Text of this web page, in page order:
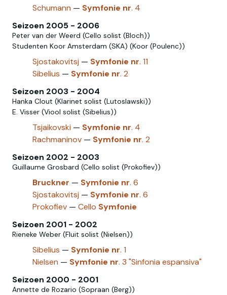
Schumann — Symfonie nr. 4
Seizoen 2005 - 2006
Peter van der Weerd (Cello solist (Bloch))
Studenten Koor Amsterdam (SKA) (Koor (Poulenc))
Sjostakovitsj — Symfonie nr. 11
Sibelius — Symfonie nr. 2
Seizoen 2003 - 2004
Hanka Clout (Klarinet solist (Lutoslawski))
E. Visser (Viool solist (Sibelius))
Tsjaikovski — Symfonie nr. 4
Rachmaninov‎ — Symfonie nr. 2
Seizoen 2002 - 2003
Guillaume Grosbard (Cello solist (Prokofiev))
Bruckner — Symfonie nr. 6
Sjostakovitsj — Symfonie nr. 6
Prokofiev — Cello Symfonie
Seizoen 2001 - 2002
Rieneke Weber (Fluit solist (Nielsen‎))
Sibelius — Symfonie nr. 1
Nielsen — Symfonie nr. 3 "Sinfonia espansiva"
Seizoen 2000 - 2001
Annette de Rozario (Sopraan (Berg))